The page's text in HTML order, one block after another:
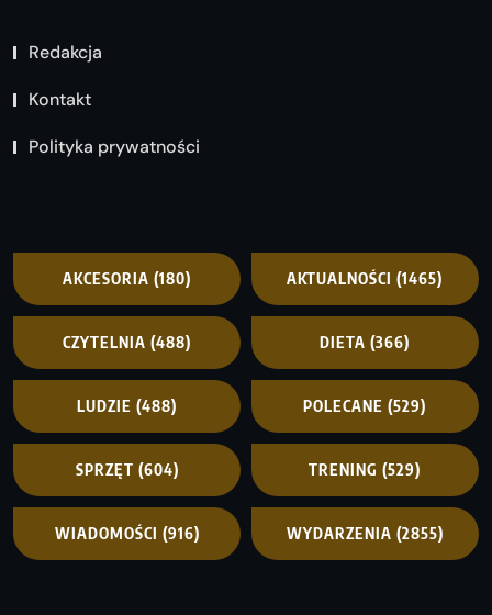
Redakcja
Kontakt
Polityka prywatności
AKCESORIA (180) AKTUALNOŚCI (1465)
CZYTELNIA (488) DIETA (366)
LUDZIE (488) POLECANE (529)
SPRZĘT (604) TRENING (529)
WIADOMOŚCI (916) WYDARZENIA (2855)